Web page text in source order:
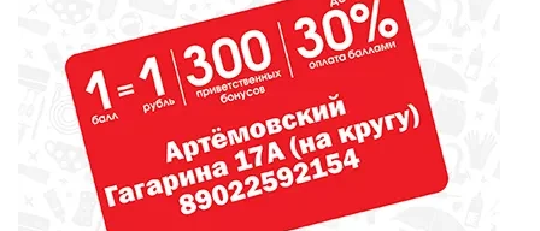
конкурса школьных музеев
МЕДИЦИНА
От диеты до режима: все о
питании при грудном
вскармливании